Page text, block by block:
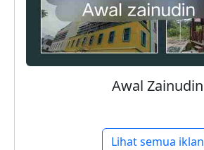
Awal Zainudin
Lihat semua iklan